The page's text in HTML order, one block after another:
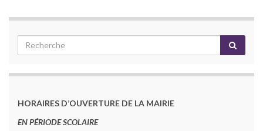
HORAIRES D’OUVERTURE DE LA MAIRIE
EN PÉRIODE SCOLAIRE